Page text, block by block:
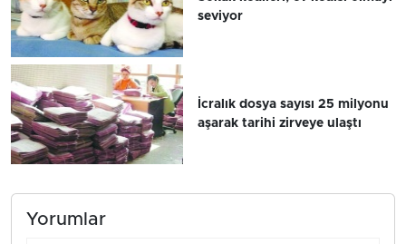
seviyor
İcralık dosya sayısı 25 milyonu
aşarak tarihi zirveye ulaştı
Yorumlar